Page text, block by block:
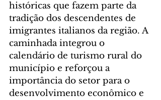
históricas que fazem parte da
tradição dos descendentes de
imigrantes italianos da região. A
caminhada integrou o
calendário de turismo rural do
município e reforçou a
importância do setor para o
desenvolvimento econômico e